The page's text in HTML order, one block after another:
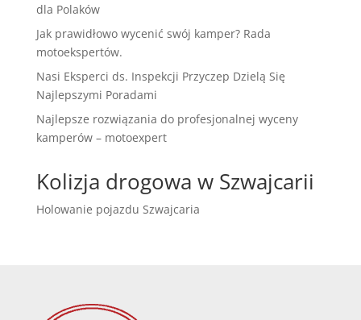
dla Polaków
Jak prawidłowo wycenić swój kamper? Rada
motoekspertów.
Nasi Eksperci ds. Inspekcji Przyczep Dzielą Się
Najlepszymi Poradami
Najlepsze rozwiązania do profesjonalnej wyceny
kamperów – motoexpert
Kolizja drogowa w Szwajcarii
Holowanie pojazdu Szwajcaria